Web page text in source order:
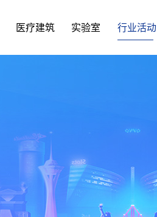
医疗建筑 实验室 行业活动